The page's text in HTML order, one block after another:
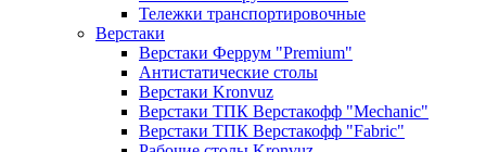
Тележки транспортировочные
Верстаки
Верстаки Феррум "Premium"
Антистатические столы
Верстаки Kronvuz
Верстаки ТПК Верстакофф "Mechanic"
Верстаки ТПК Верстакофф "Fabric"